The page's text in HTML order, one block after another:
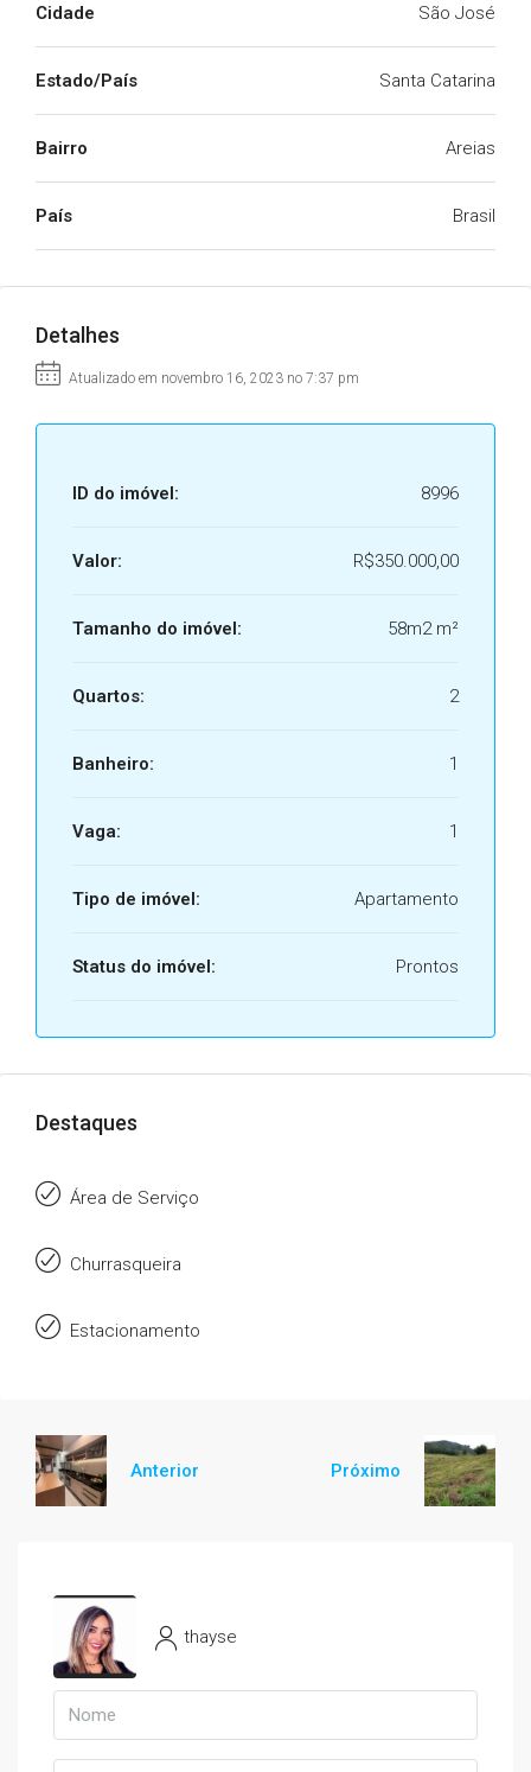
Cidade São José
Estado/País Santa Catarina
Bairro Areias
País Brasil
Detalhes
Atualizado em novembro 16, 2023 no 7:37 pm
ID do imóvel: 8996
Valor: R$350.000,00
Tamanho do imóvel: 58m2 m²
Quartos: 2
Banheiro: 1
Vaga: 1
Tipo de imóvel: Apartamento
Status do imóvel: Prontos
Destaques
Área de Serviço
Churrasqueira
Estacionamento
Anterior Próximo
thayse